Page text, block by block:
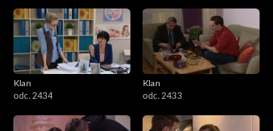
Klan
odc. 2434
Klan
odc. 2433